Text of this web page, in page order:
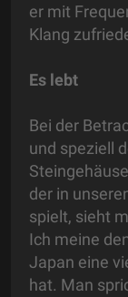
er mit
Klang
Es lebt
Bei der
und speziell
der in
spielt, sieht
Ich meine
Japan eine
hat. Man